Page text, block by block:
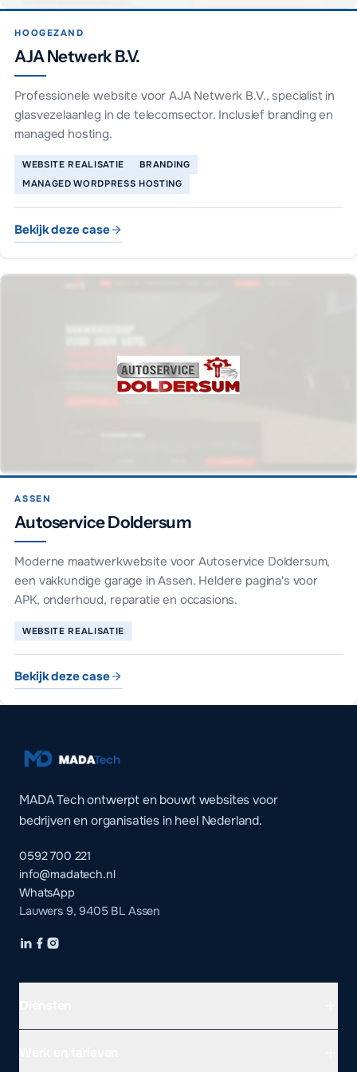
HOOGEZAND
AJA Netwerk B.V.
Professionele website voor AJA Netwerk B.V., specialist in
glasvezelaanleg in de telecomsector. Inclusief branding en
managed hosting.
WEBSITE REALISATIE
BRANDING
MANAGED WORDPRESS HOSTING
Bekijk deze case
AJA Netwerk B.V.
ASSEN
Autoservice Doldersum
Moderne maatwerkwebsite voor Autoservice Doldersum,
een vakkundige garage in Assen. Heldere pagina's voor
APK, onderhoud, reparatie en occasions.
WEBSITE REALISATIE
Bekijk deze case
Autoservice Doldersum
MADA Tech ontwerpt en bouwt websites voor
bedrijven en organisaties in heel Nederland.
0592 700 221
info@madatech.nl
WhatsApp
Lauwers 9, 9405 BL Assen